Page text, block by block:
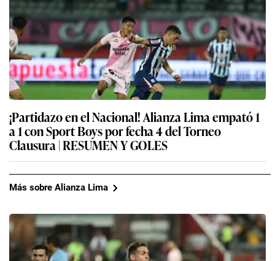
¡Partidazo en el Nacional! Alianza Lima empató 1
a 1 con Sport Boys por fecha 4 del Torneo
Clausura | RESUMEN Y GOLES
Más sobre Alianza Lima